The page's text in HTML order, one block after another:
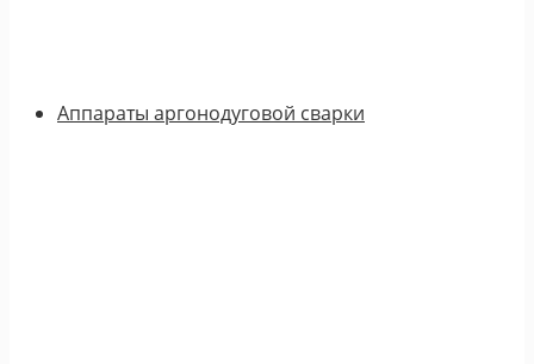
Аппараты аргонодуговой сварки